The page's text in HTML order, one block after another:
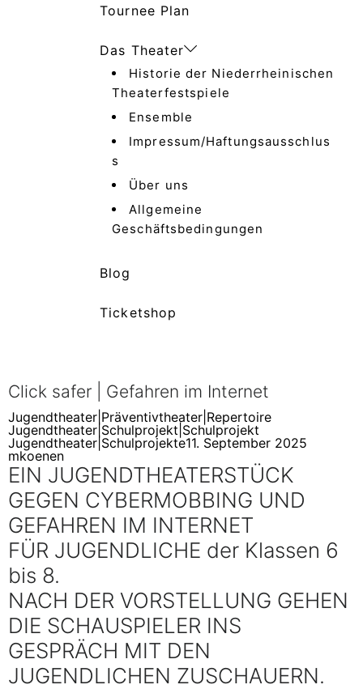
Tournee Plan
Das Theater
Historie der Niederrheinischen
Theaterfestspiele
Ensemble
Impressum/Haftungsausschlus
s
Über uns
Allgemeine
Geschäftsbedingungen
Blog
Ticketshop
Click safer | Gefahren im Internet
Jugendtheater Präventivtheater Repertoire
Jugendtheater|Schulprojekt Schulprojekt
Jugendtheater|Schulprojekte11. September 2025
mkoenen
EIN JUGENDTHEATERSTÜCK
GEGEN CYBERMOBBING UND
GEFAHREN IM INTERNET
FÜR JUGENDLICHE der Klassen 6
bis 8.
NACH DER VORSTELLUNG GEHEN
DIE SCHAUSPIELER INS
GESPRÄCH MIT DEN
JUGENDLICHEN ZUSCHAUERN.